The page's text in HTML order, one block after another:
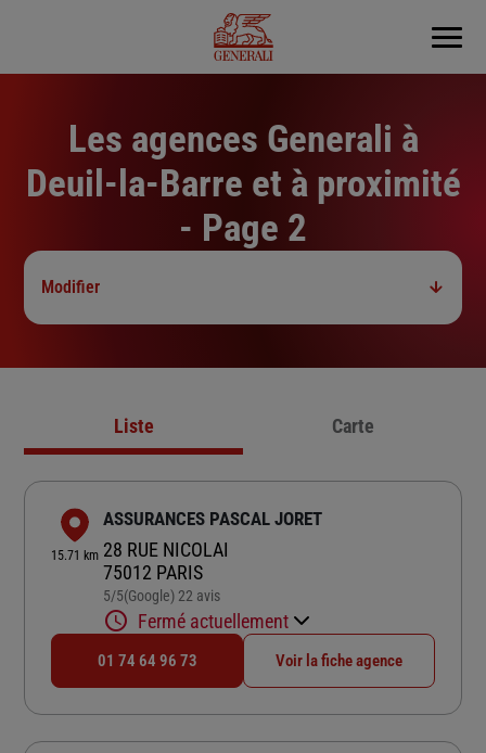
Menu
Les agences Generali à
Deuil-la-Barre et à proximité
- Page 2
Modifier
Liste Carte
15.71 km
ASSURANCES PASCAL JORET
28 RUE NICOLAI
75012 PARIS
5/5Note de 5 sur 5
(Google) 22 avis
Fermé actuellement
01 74 64 96 73 Voir la fiche agence